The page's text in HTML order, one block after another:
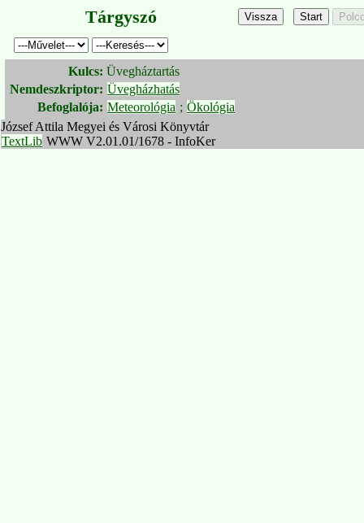
Tárgyszó
Kulcs: Üvegháztartás
Nemdeszkriptor: Üvegházhatás
Befoglalója: Meteorológia ; Ökológia
József Attila Megyei és Városi Könyvtár
TextLib WWW V2.01.01/1678 - InfoKer